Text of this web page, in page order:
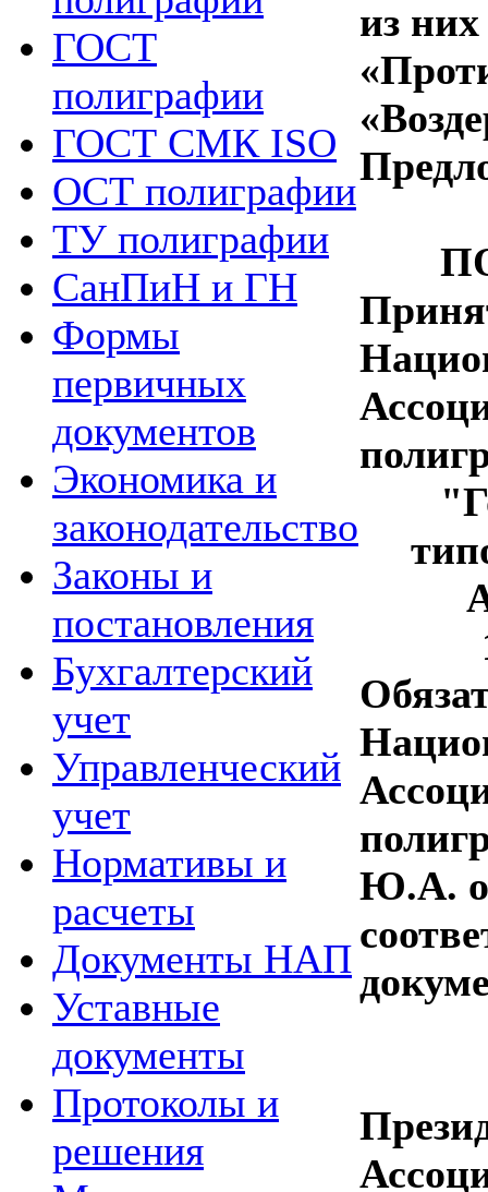
ГОСТ
полиграфии
ГОСТ СМК ISO
ОСТ полиграфии
ТУ полиграфии
СанПиН и ГН
Формы
первичных
документов
Экономика и
законодательство
Законы и
постановления
Бухгалтерский
учет
Управленческий
учет
Нормативы и
расчеты
Документы НАП
Уставные
документы
Протоколы и
решения
из
Ю.А.